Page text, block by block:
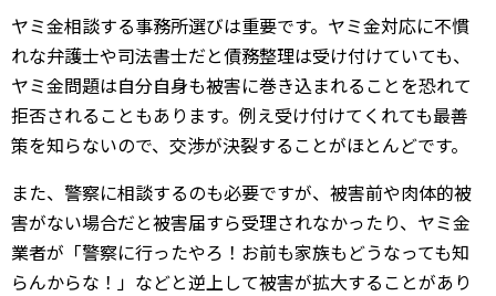
ヤミ金相談する事務所選びは重要です。ヤミ金対応に不慣
れな弁護士や司法書士だと債務整理は受け付けていても、
ヤミ金問題は自分自身も被害に巻き込まれることを恐れて
拒否されることもあります。例え受け付けてくれても最善
策を知らないので、交渉が決裂することがほとんどです。
また、警察に相談するのも必要ですが、被害前や肉体的被
害がない場合だと被害届すら受理されなかったり、ヤミ金
業者が「警察に行ったやろ！お前も家族もどうなっても知
らんからな！」などと逆上して被害が拡大することがあり